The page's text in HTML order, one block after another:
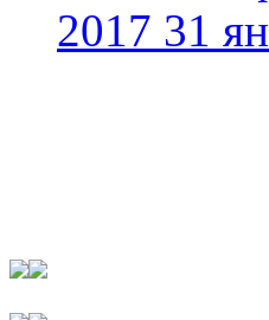
2017 31